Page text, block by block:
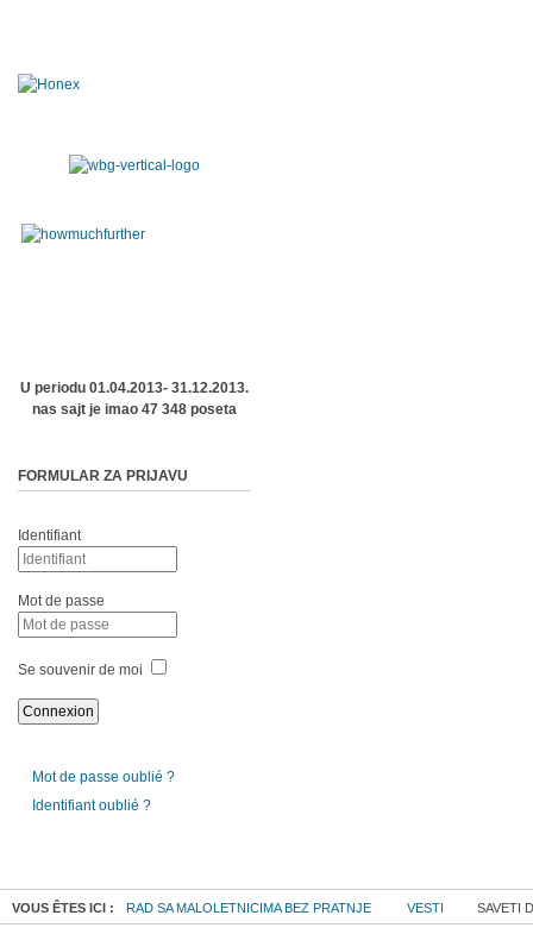
U periodu 01.04.2013- 31.12.2013.
nas sajt je imao 47 348 poseta
FORMULAR ZA PRIJAVU
Identifiant
Mot de passe
Se souvenir de moi
Mot de passe oublié ?
Identifiant oublié ?
VOUS ÊTES ICI : RAD SA MALOLETNICIMA BEZ PRATNJE VESTI SAVETI